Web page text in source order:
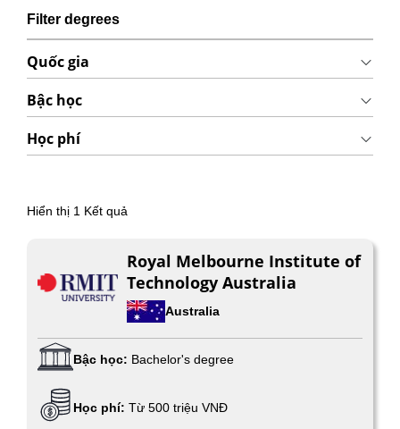
Filter degrees
Quốc gia
Bậc học
Học phí
Hiển thị 1 Kết quả
Royal Melbourne Institute of
Technology Australia
Australia
Bậc học: Bachelor's degree
Học phí: Từ 500 triệu VNĐ